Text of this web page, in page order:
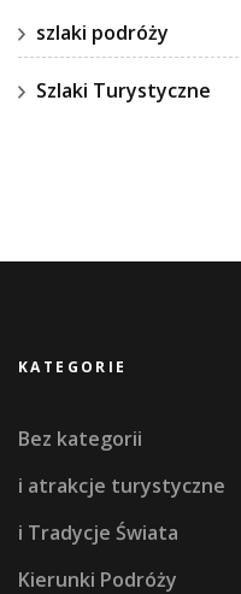
szlaki podróży
Szlaki Turystyczne
KATEGORIE
Bez kategorii
i atrakcje turystyczne
i Tradycje Świata
Kierunki Podróży